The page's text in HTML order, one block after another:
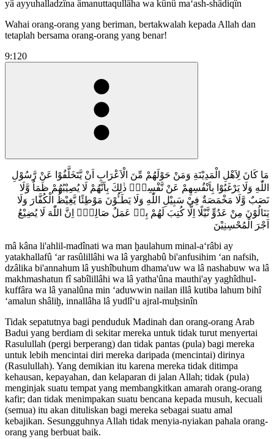
yâ ayyuhalladzîna âmanuttaqullâha wa kûnû ma‘ash-shâdiqîn
Wahai orang-orang yang beriman, bertakwalah kepada Allah dan
tetaplah bersama orang-orang yang benar!
9:120
مَا كَانَ لِاَهْلِ الْمَدِيْنَةِ وَمَنْ حَوْلَهُمْ مِّنَ الْاَعْرَابِ اَنْ يَّتَخَلَّفُوْا عَنْ رَّسُوْلِ
اللّٰهِ وَلَا يَرْغَبُوْا بِاَنْفُسِهِمْ عَنْ نَّفْسِهٖۗ ذٰلِكَ بِاَنَّهُمْ لَا يُصِيْبُهُمْ ظَمَاٌ وَّلَا
نَصَبٌ وَّلَا مَخْمَصَةٌ فِيْ سَبِيْلِ اللّٰهِ وَلَا يَطَـُٔوْنَ مَوْطِئًا يَّغِيْظُ الْكُفَّارَ وَلَا
يَنَالُوْنَ مِنْ عَدُوٍّ نَّيْلًا اِلَّا كُتِبَ لَهُمْ بِهٖ عَمَلٌ صَالِحٌۗ اِنَّ اللّٰهَ لَا يُضِيْعُ
اَجْرَ الْمُحْسِنِيْنَ
mâ kâna li'ahlil-madînati wa man ḫaulahum minal-a‘râbi ay
yatakhallafû ‘ar rasûlillâhi wa lâ yarghabû bi'anfusihim ‘an nafsih,
dzâlika bi'annahum lâ yushîbuhum dhama'uw wa lâ nashabuw wa lâ
makhmashatun fî sabîlillâhi wa lâ yatha'ûna mauthi'ay yaghîdhul-
kuffâra wa lâ yanalûna min ‘aduwwin nailan illâ kutiba lahum bihî
‘amalun shâliḫ, innallâha lâ yudlî‘u ajral-muḫsinîn
Tidak sepatutnya bagi penduduk Madinah dan orang-orang Arab
Badui yang berdiam di sekitar mereka untuk tidak turut menyertai
Rasulullah (pergi berperang) dan tidak pantas (pula) bagi mereka
untuk lebih mencintai diri mereka daripada (mencintai) dirinya
(Rasulullah). Yang demikian itu karena mereka tidak ditimpa
kehausan, kepayahan, dan kelaparan di jalan Allah; tidak (pula)
menginjak suatu tempat yang membangkitkan amarah orang-orang
kafir; dan tidak menimpakan suatu bencana kepada musuh, kecuali
(semua) itu akan dituliskan bagi mereka sebagai suatu amal
kebajikan. Sesungguhnya Allah tidak menyia-nyiakan pahala orang-
orang yang berbuat baik.